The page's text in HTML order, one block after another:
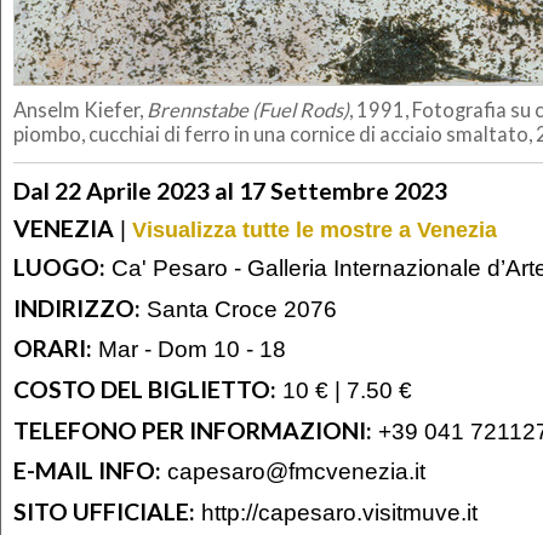
Anselm Kiefer, Brennstabe (Fuel Rods), 1991, Fotografia su
piombo, cucchiai di ferro in una cornice di acciaio smaltato,
Dal 22 Aprile 2023 al 17 Settembre 2023
VENEZIA | Visualizza tutte le mostre a Venezia
LUOGO: Ca' Pesaro - Galleria Internazionale
INDIRIZZO: Santa Croce 2076
ORARI: Mar - Dom 10 - 18
COSTO DEL BIGLIETTO: 10 € | 7.50 €
TELEFONO PER INFORMAZIONI: +39 041
E-MAIL INFO: capesaro@fmcvenezia.it
SITO UFFICIALE: http://capesaro.visitmuve.it